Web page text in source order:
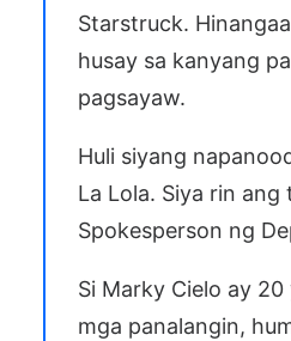
Starstruck.
husay sa kanyang
pagsayaw.
Huli siyang
La Lola. Siya rin
Spokesperson ng
Si Marky Cielo ay
mga panalangin,